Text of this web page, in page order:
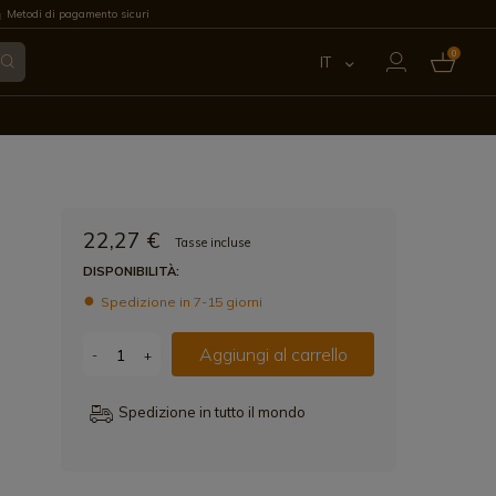
Metodi di pagamento sicuri
IT 0
22,27 €
Tasse incluse
DISPONIBILITÀ:
Spedizione in 7-15 giorni
- + Aggiungi al carrello
Spedizione in tutto il mondo